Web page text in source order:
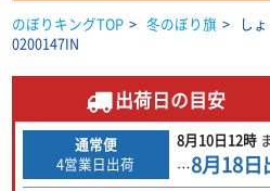
のぼりキングTOP > 冬のぼり旗 >
し
0200147IN
出荷日の目安
通常便
4営業日出荷
8月10日12時
…8月18日